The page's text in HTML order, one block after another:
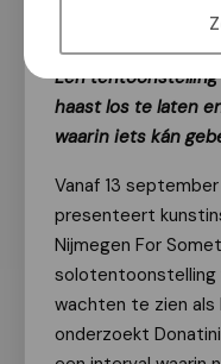
29 augustus
Een
haast los te laten
waarin iets kán
Vanaf 13
presenteert
Nijmegen For
solotentoonstelling
wachten te zien als
onderzoekt